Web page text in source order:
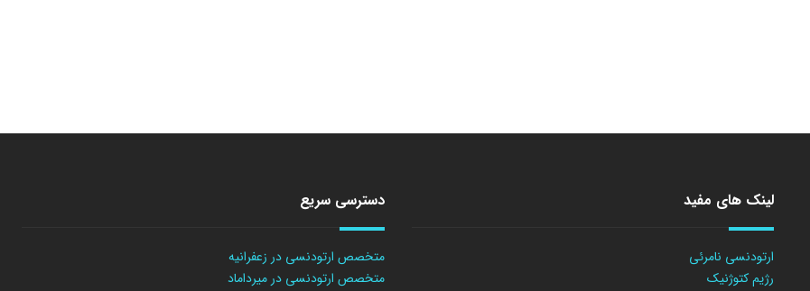
لینک های مفید
ارتودنسی نامرئی
رژیم کتوژنیک
دسترسی سریع
متخصص ارتودنسی در زعفرانیه
متخصص ارتودنسی در میرداماد